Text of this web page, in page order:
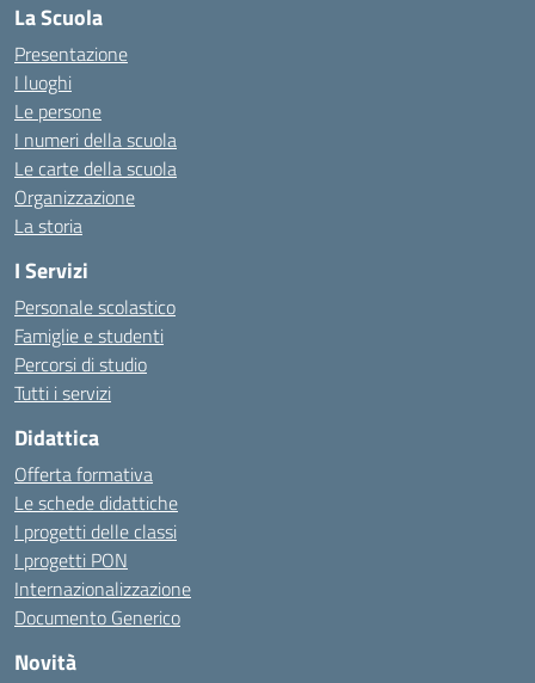
La Scuola
Presentazione
I luoghi
Le persone
I numeri della scuola
Le carte della scuola
Organizzazione
La storia
I Servizi
Personale scolastico
Famiglie e studenti
Percorsi di studio
Tutti i servizi
Didattica
Offerta formativa
Le schede didattiche
I progetti delle classi
I progetti PON
Internazionalizzazione
Documento Generico
Novità